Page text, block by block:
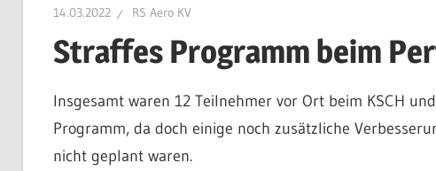
Aero
KV
14.03.2022 RS Aero KV
Straffes Programm beim
Insgesamt waren 12 Teilnehmer vor Ort beim KSCH
Programm, da doch einige noch zusätzliche
nicht geplant waren.